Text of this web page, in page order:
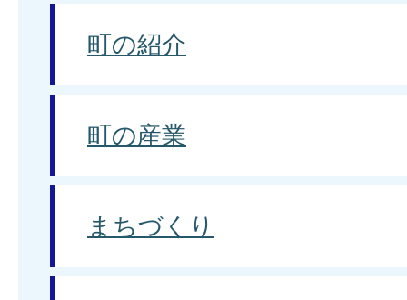
町の紹介
町の産業
まちづくり